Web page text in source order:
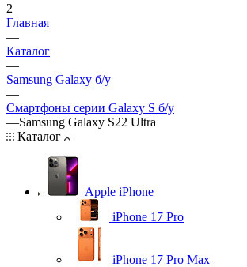
2
Главная
—
Каталог
—
Samsung Galaxy б/у
—
Смартфоны серии Galaxy S б/у
—Samsung Galaxy S22 Ultra
Каталог
Apple iPhone
iPhone 17 Pro
iPhone 17 Pro Max